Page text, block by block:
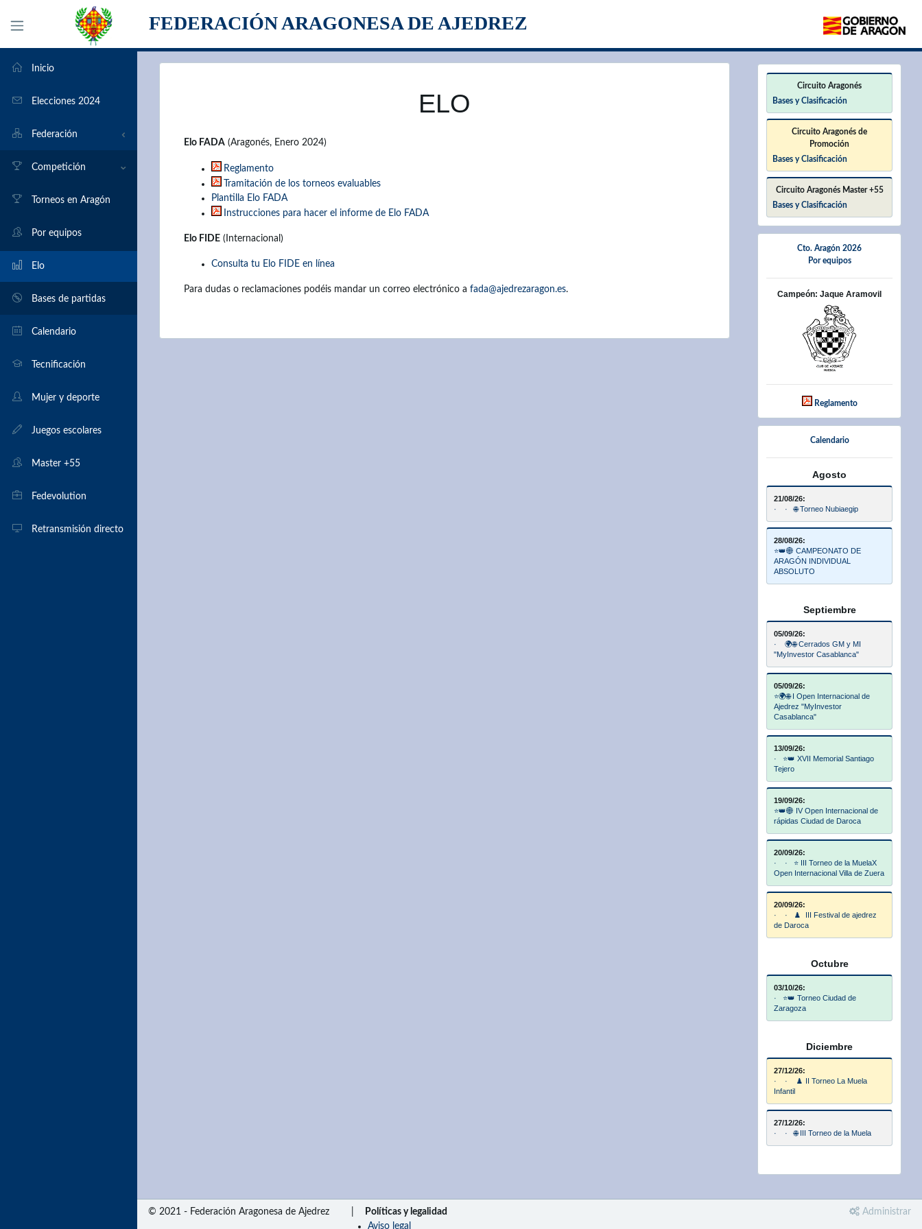
FEDERACIÓN ARAGONESA DE AJEDREZ
Inicio
Elecciones 2024
Federación
Organigrama
Transparencia
Clubs
Formularios
Historia
Monitores
Árbitros
Competición
Torneos en Aragón
Por equipos
Elo
Bases de partidas
Calendario
Tecnificación
Mujer y deporte
Juegos escolares
Master +55
Fedevolution
Retransmisión directo
ELO
Elo FADA (Aragonés, Enero 2024)
Reglamento
Tramitación de los torneos evaluables
Plantilla Elo FADA
Instrucciones para hacer el informe de Elo FADA
Elo FIDE (Internacional)
Consulta tu Elo FIDE en línea
Para dudas o reclamaciones podéis mandar un correo electrónico a fada@ajedrezaragon.es.
Circuito Aragonés
Bases y Clasificación
Circuito Aragonés de
Promoción
Bases y Clasificación
Circuito Aragonés Master +55
Bases y Clasificación
Cto. Aragón 2026
Por equipos
Campeón: Jaque Aramovil
Reglamento
Calendario
Agosto
21/08/26:
· · 🌐 Torneo Nubiaegip
28/08/26:
⭐👑🌐 CAMPEONATO DE
ARAGÓN INDIVIDUAL
ABSOLUTO
Septiembre
05/09/26:
· 🌍🌐 Cerrados GM y MI
"MyInvestor Casablanca"
05/09/26:
⭐🌍🌐 I Open Internacional de
Ajedrez "MyInvestor
Casablanca"
13/09/26:
· ⭐👑 XVII Memorial Santiago
Tejero
19/09/26:
⭐👑🌐 IV Open Internacional de
rápidas Ciudad de Daroca
20/09/26:
· · ⭐ III Torneo de la MuelaX
Open Internacional Villa de Zuera
20/09/26:
· · ♟️ III Festival de ajedrez
de Daroca
Octubre
03/10/26:
· ⭐👑 Torneo Ciudad de
Zaragoza
Diciembre
27/12/26:
· · ♟️ II Torneo La Muela
Infantil
27/12/26:
· · 🌐 III Torneo de la Muela
© 2021 - Federación Aragonesa de Ajedrez
Políticas y legalidad
Aviso legal
Administrar